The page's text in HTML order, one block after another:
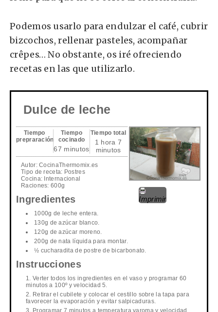
Podemos usarlo para endulzar el café, cubrir
bizcochos, rellenar pasteles, acompañar
crêpes… No obstante, os iré ofreciendo
recetas en las que utilizarlo.
Dulce de leche
Imprimir
Tiempo
prepraración
Tiempo
cocinado
67 minutos
Tiempo total
1 hora 7
minutos
Autor:CocinaThermomix.es
Tipo de receta: Postres
Cocina: Internacional
Raciones: 600g
Ingredientes
1000g de leche entera.
130g de azúcar blanco.
120g de azúcar moreno.
200g de nata líquida para montar.
½ cucharadita de postre de bicarbonato.
Instrucciones
Verter todos los ingredientes en el vaso y programar 60
minutos a 100º y velocidad 5.
Retirar el cubilete y colocar el cestillo sobre la tapa para
favorecer la evaporación y evitar salpicaduras.